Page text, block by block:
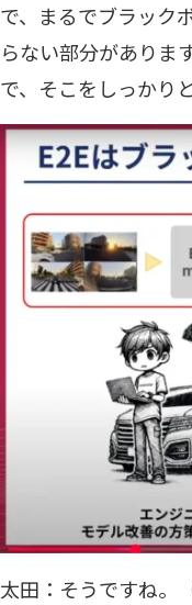
で、まるでブラック
らない部分がありま
で、そこをしっかり
太田：そうですね。